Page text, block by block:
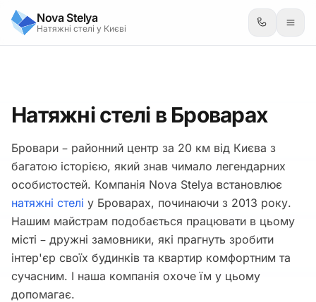
Nova Stelya
Натяжні стелі у Києві
Натяжні стелі в Броварах
Бровари – районний центр за 20 км від Києва з
багатою історією, який знав чимало легендарних
особистостей. Компанія Nova Stelya встановлює
натяжні стелі у Броварах, починаючи з 2013 року.
Нашим майстрам подобається працювати в цьому
місті – дружні замовники, які прагнуть зробити
інтер'єр своїх будинків та квартир комфортним та
сучасним. І наша компанія охоче їм у цьому
допомагає.